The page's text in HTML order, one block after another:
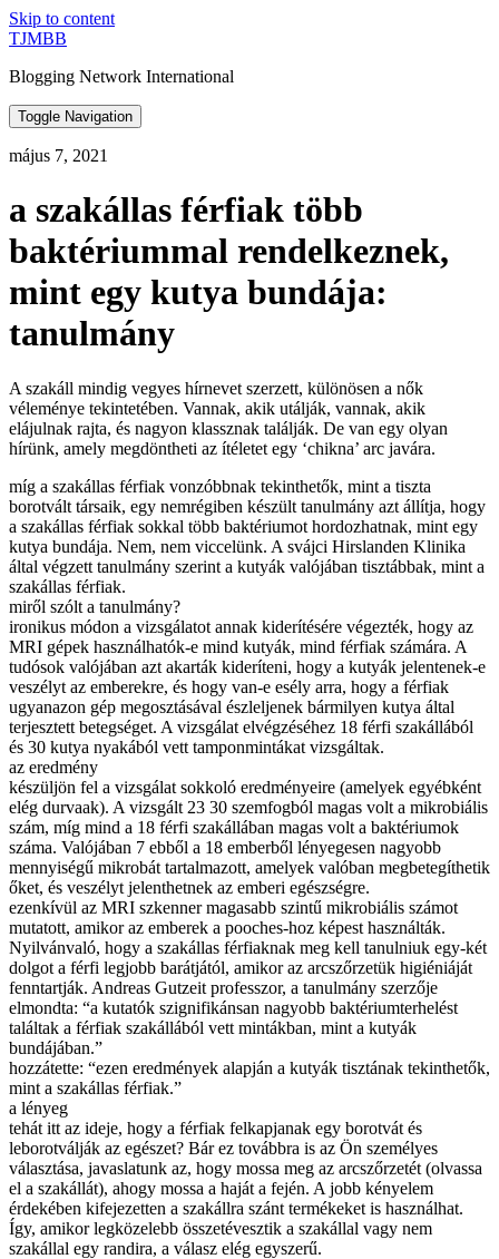
Skip to content
TJMBB
Blogging Network International
Toggle Navigation
május 7, 2021
a szakállas férfiak több
baktériummal rendelkeznek,
mint egy kutya bundája:
tanulmány
A szakáll mindig vegyes hírnevet szerzett, különösen a nők
véleménye tekintetében. Vannak, akik utálják, vannak, akik
elájulnak rajta, és nagyon klassznak találják. De van egy olyan
hírünk, amely megdöntheti az ítéletet egy ‘chikna’ arc javára.
míg a szakállas férfiak vonzóbbnak tekinthetők, mint a tiszta
borotvált társaik, egy nemrégiben készült tanulmány azt állítja, hogy
a szakállas férfiak sokkal több baktériumot hordozhatnak, mint egy
kutya bundája. Nem, nem viccelünk. A svájci Hirslanden Klinika
által végzett tanulmány szerint a kutyák valójában tisztábbak, mint a
szakállas férfiak.
miről szólt a tanulmány?
ironikus módon a vizsgálatot annak kiderítésére végezték, hogy az
MRI gépek használhatók-e mind kutyák, mind férfiak számára. A
tudósok valójában azt akarták kideríteni, hogy a kutyák jelentenek-e
veszélyt az emberekre, és hogy van-e esély arra, hogy a férfiak
ugyanazon gép megosztásával észleljenek bármilyen kutya által
terjesztett betegséget. A vizsgálat elvégzéséhez 18 férfi szakállából
és 30 kutya nyakából vett tamponmintákat vizsgáltak.
az eredmény
készüljön fel a vizsgálat sokkoló eredményeire (amelyek egyébként
elég durvaak). A vizsgált 23 30 szemfogból magas volt a mikrobiális
szám, míg mind a 18 férfi szakállában magas volt a baktériumok
száma. Valójában 7 ebből a 18 emberből lényegesen nagyobb
mennyiségű mikrobát tartalmazott, amelyek valóban megbetegíthetik
őket, és veszélyt jelenthetnek az emberi egészségre.
ezenkívül az MRI szkenner magasabb szintű mikrobiális számot
mutatott, amikor az emberek a pooches-hoz képest használták.
Nyilvánvaló, hogy a szakállas férfiaknak meg kell tanulniuk egy-két
dolgot a férfi legjobb barátjától, amikor az arcszőrzetük higiéniáját
fenntartják. Andreas Gutzeit professzor, a tanulmány szerzője
elmondta: “a kutatók szignifikánsan nagyobb baktériumterhelést
találtak a férfiak szakállából vett mintákban, mint a kutyák
bundájában.”
hozzátette: “ezen eredmények alapján a kutyák tisztának tekinthetők,
mint a szakállas férfiak.”
a lényeg
tehát itt az ideje, hogy a férfiak felkapjanak egy borotvát és
leborotválják az egészet? Bár ez továbbra is az Ön személyes
választása, javaslatunk az, hogy mossa meg az arcszőrzetét (olvassa
el a szakállát), ahogy mossa a haját a fején. A jobb kényelem
érdekében kifejezetten a szakállra szánt termékeket is használhat.
Így, amikor legközelebb összetévesztik a szakállal vagy nem
szakállal egy randira, a válasz elég egyszerű.